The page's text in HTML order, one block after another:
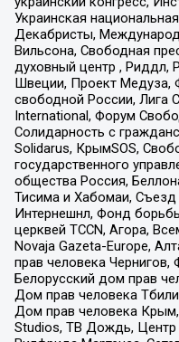
Украинская
Декабристы,
Вильсона, Свободная
духовный центр , Риддл,
Швеции, Проект Медуза,
свободной России, Лига
International, Форум
Солидарность с
Solidarus, КрымSOS,
государственного
общества Россия,
Тисима и Хабомаи, Съезд
Интернешнл, Фонд
церквей TCCN, Агора,
Novaja Gazeta-Europe,
прав человека
Белорусский дом прав
Дом прав человека
Дом прав человека
Studios, ТВ Дождь, Центр